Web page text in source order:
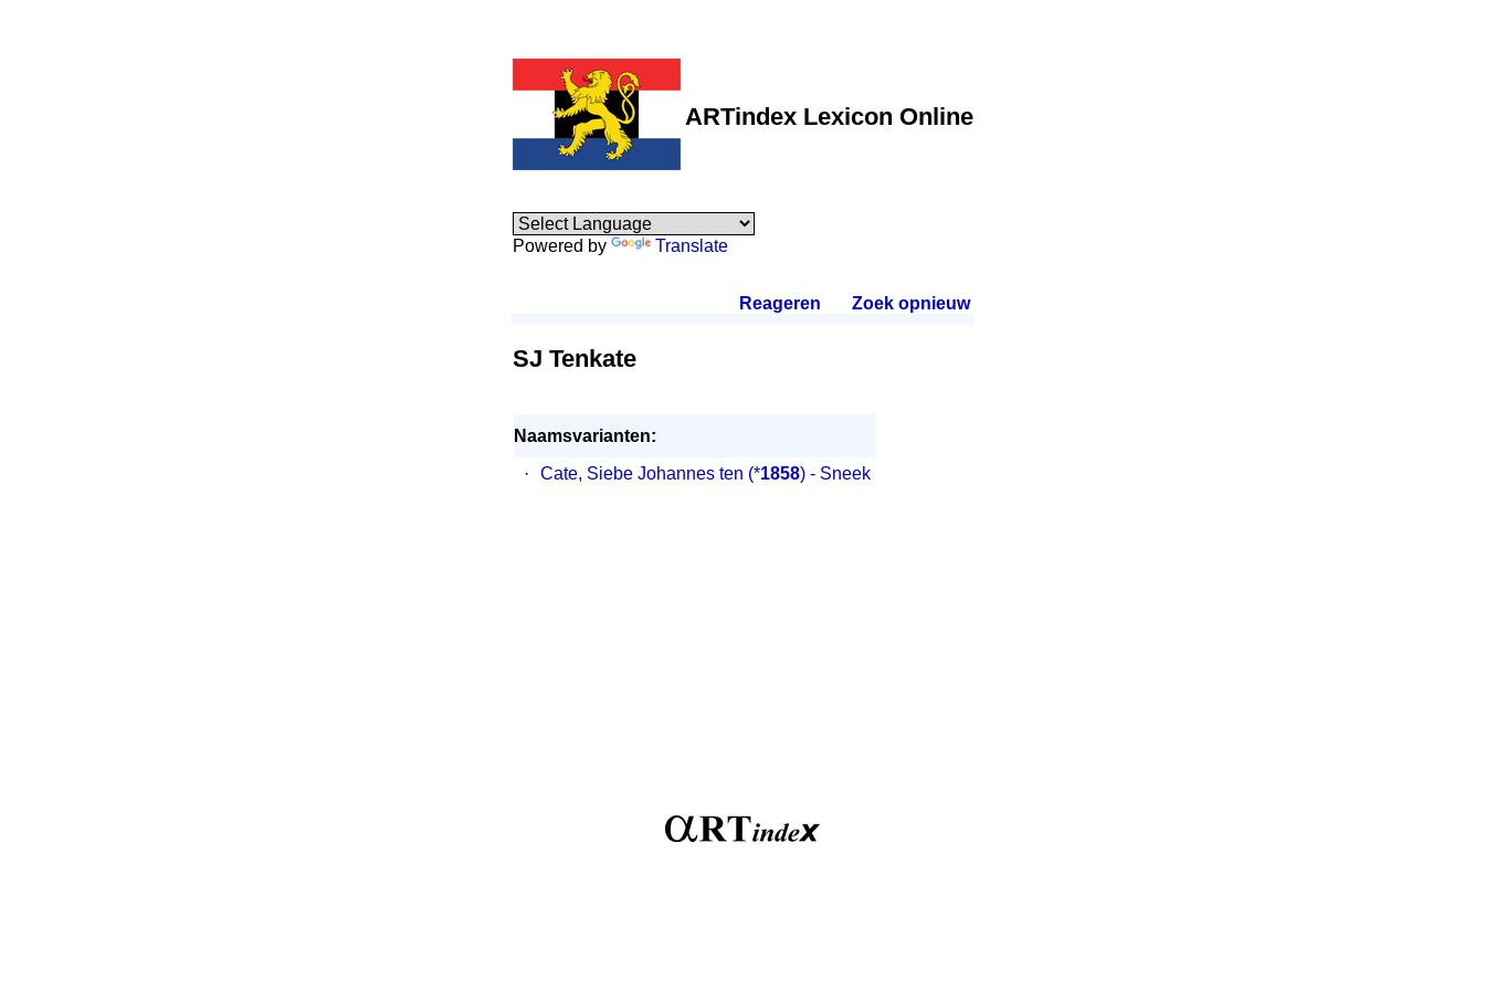
ARTindex Lexicon Online
Powered by Translate
Reageren Zoek opnieuw.
SJ Tenkate
Naamsvarianten:
·
Cate, Siebe Johannes ten (*1858) - Sneek